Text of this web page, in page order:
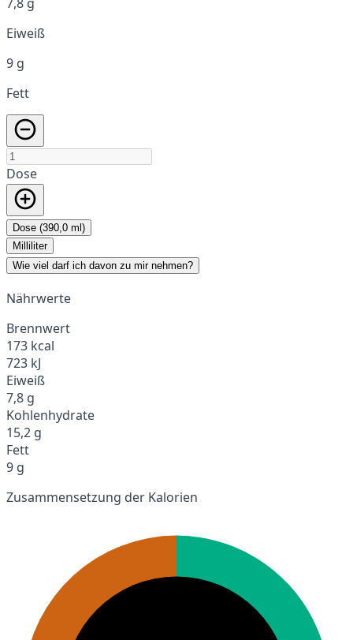
Eiweiß
9 g
Fett
Dose
Dose (390,0 ml)
Milliliter
Wie viel darf ich davon zu mir nehmen?
Nährwerte
Brennwert
173 kcal
723 kJ
Eiweiß
7,8 g
Kohlenhydrate
15,2 g
Fett
9 g
Zusammensetzung der Kalorien